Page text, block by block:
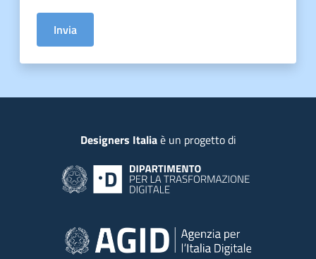
Invia
Designers Italiaè un progetto di